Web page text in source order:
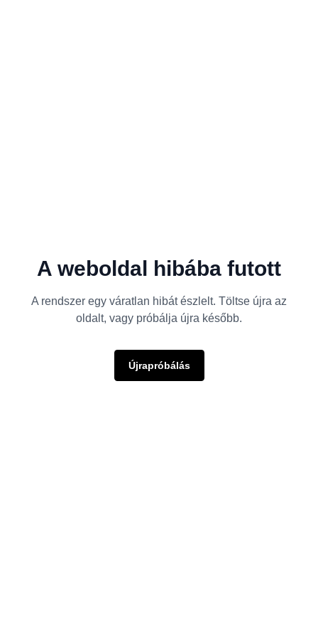
A weboldal hibába futott
A rendszer egy váratlan hibát észlelt. Töltse újra az
oldalt, vagy próbálja újra később.
Újrapróbálás